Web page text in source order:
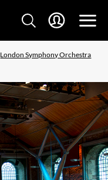
London Symphony Orchestra